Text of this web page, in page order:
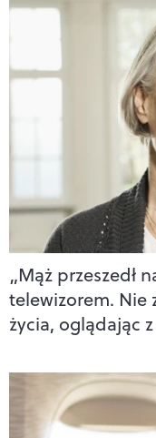
„Mąż przeszedł
telewizorem. Nie
życia, oglądając